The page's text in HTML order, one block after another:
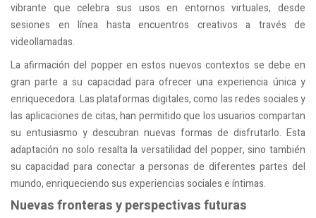
vibrante que celebra sus usos en entornos virtuales, desde
sesiones en línea hasta encuentros creativos a través de
videollamadas.
La afirmación del popper en estos nuevos contextos se debe en
gran parte a su capacidad para ofrecer una experiencia única y
enriquecedora. Las plataformas digitales, como las redes sociales y
las aplicaciones de citas, han permitido que los usuarios compartan
su entusiasmo y descubran nuevas formas de disfrutarlo. Esta
adaptación no solo resalta la versatilidad del popper, sino también
su capacidad para conectar a personas de diferentes partes del
mundo, enriqueciendo sus experiencias sociales e íntimas.
Nuevas fronteras y perspectivas futuras